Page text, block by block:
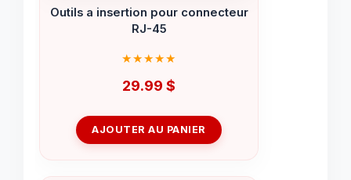
Outils a insertion pour connecteur
RJ-45
29.99 $
AJOUTER AU PANIER